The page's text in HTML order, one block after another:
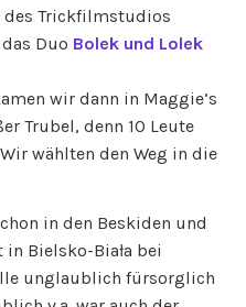
des Trickfilmstudios
Duo Bolek und Lolek
wir dann in Maggie’s
Trubel, denn 10 Leute
wählten den Weg in die
in den Beskiden und
Bielsko-Biała bei
unglaublich fürsorglich